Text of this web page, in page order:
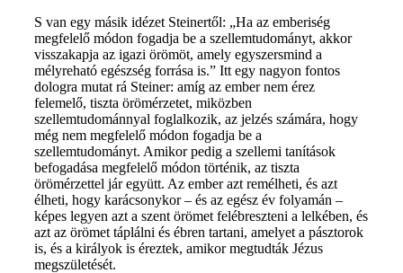
S van egy másik idézet Steinertől: „Ha az emberiség
megfelelő módon fogadja be a szellemtudományt, akkor
visszakapja az igazi örömöt, amely egyszersmind a
mélyreható egészség forrása is.” Itt egy nagyon fontos
dologra mutat rá Steiner: amíg az ember nem érez
felemelő, tiszta örömérzetet, miközben
szellemtudománnyal foglalkozik, az jelzés számára, hogy
még nem megfelelő módon fogadja be a
szellemtudományt. Amikor pedig a szellemi tanítások
befogadása megfelelő módon történik, az tiszta
örömérzettel jár együtt. Az ember azt remélheti, és azt
élheti, hogy karácsonykor – és az egész év folyamán –
képes legyen azt a szent örömet felébreszteni a lelkében, és
azt az örömet táplálni és ébren tartani, amelyet a pásztorok
is, és a királyok is éreztek, amikor megtudták Jézus
megszületését.